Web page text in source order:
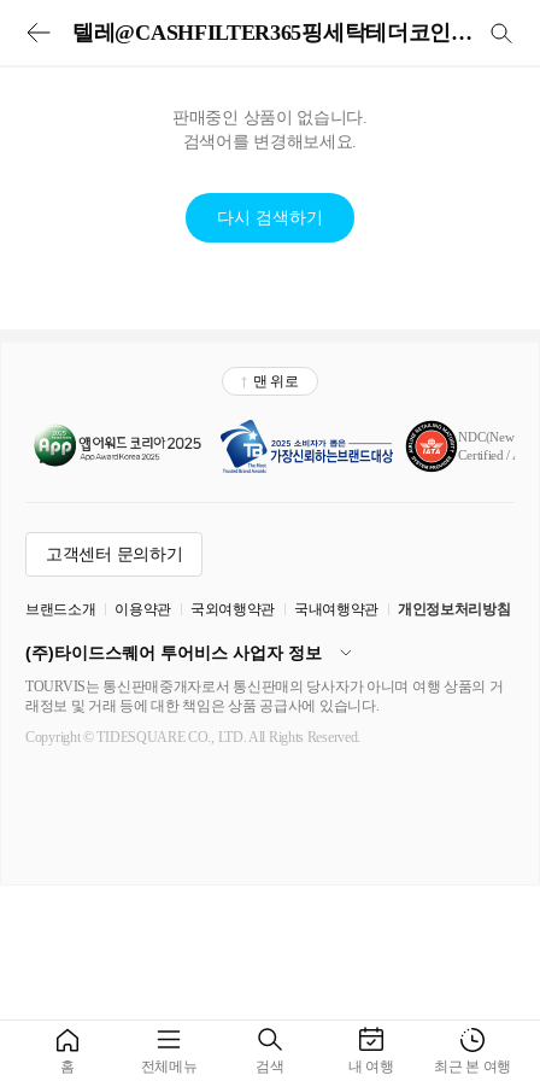
텔레@CASHFILTER365핑세탁테더코인믹싱핑세탁테더코인믹싱
판매중인 상품이 없습니다.
검색어를 변경해보세요.
다시 검색하기